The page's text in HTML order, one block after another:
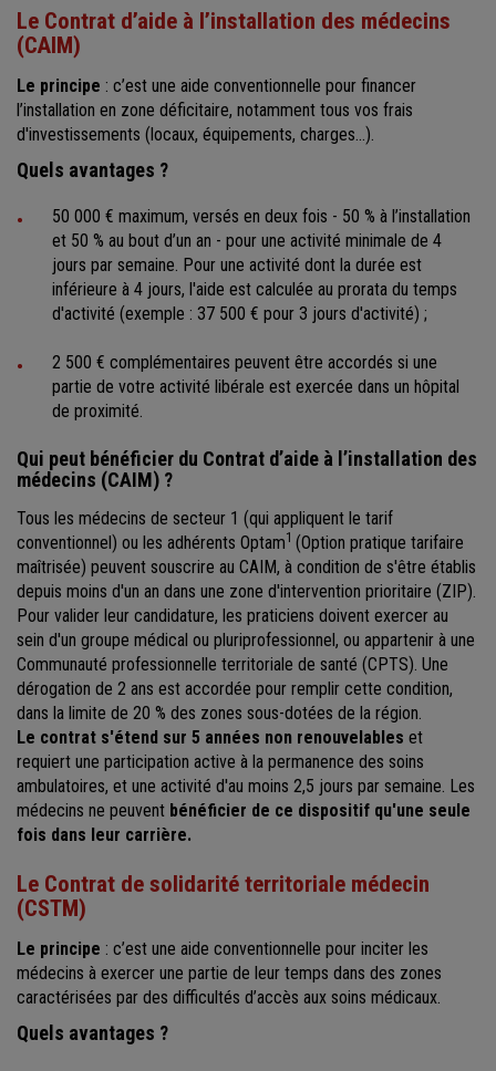
Le Contrat d’aide à l’installation des médecins
(CAIM)
Le principe : c’est une aide conventionnelle pour financer
l’installation en zone déficitaire, notamment tous vos frais
d'investissements (locaux, équipements, charges...).
Quels avantages ?
50 000 € maximum, versés en deux fois - 50 % à l’installation
et 50 % au bout d’un an - pour une activité minimale de 4
jours par semaine. Pour une activité dont la durée est
inférieure à 4 jours, l'aide est calculée au prorata du temps
d'activité (exemple : 37 500 € pour 3 jours d'activité) ;
2 500 € complémentaires peuvent être accordés si une
partie de votre activité libérale est exercée dans un hôpital
de proximité.
Qui peut bénéficier du Contrat d’aide à l’installation des
médecins (CAIM) ?
Tous les médecins de secteur 1 (qui appliquent le tarif
conventionnel) ou les adhérents Optam1 (Option pratique tarifaire
maîtrisée) peuvent souscrire au CAIM, à condition de s'être établis
depuis moins d'un an dans une zone d'intervention prioritaire (ZIP).
Pour valider leur candidature, les praticiens doivent exercer au
sein d'un groupe médical ou pluriprofessionnel, ou appartenir à une
Communauté professionnelle territoriale de santé (CPTS). Une
dérogation de 2 ans est accordée pour remplir cette condition,
dans la limite de 20 % des zones sous-dotées de la région.
Le contrat s'étend sur 5 années non renouvelables et
requiert une participation active à la permanence des soins
ambulatoires, et une activité d'au moins 2,5 jours par semaine. Les
médecins ne peuvent bénéficier de ce dispositif qu'une seule
fois dans leur carrière.
Le Contrat de solidarité territoriale médecin
(CSTM)
Le principe : c’est une aide conventionnelle pour inciter les
médecins à exercer une partie de leur temps dans des zones
caractérisées par des difficultés d’accès aux soins médicaux.
Quels avantages ?